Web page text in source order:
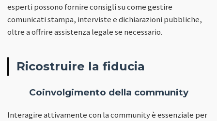
esperti possono fornire consigli su come gestire
comunicati stampa, interviste e dichiarazioni pubbliche,
oltre a offrire assistenza legale se necessario.
Ricostruire la fiducia
Coinvolgimento della community
Interagire attivamente con la community è essenziale per